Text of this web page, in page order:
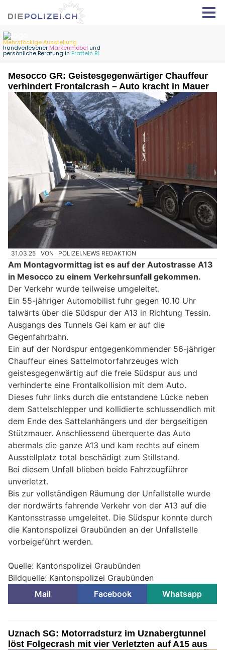
Mesocco GR: Geistesgegenwärtiger Chauffeur
verhindert Frontalcrash – Auto kracht in Mauer
31.03.25 VON POLIZEI.NEWS REDAKTION
Am Montagvormittag ist es auf der Autostrasse A13
in Mesocco zu einem Verkehrsunfall gekommen.
Der Verkehr wurde teilweise umgeleitet.
Ein 55-jähriger Automobilist fuhr gegen 10.10 Uhr
talwärts über die Südspur der A13 in Richtung Tessin.
Ausgangs des Tunnels Gei kam er auf die
Gegenfahrbahn.
Ein auf der Nordspur entgegenkommender 56-jähriger
Chauffeur eines Sattelmotorfahrzeuges wich
geistesgegenwärtig auf die freie Südspur aus und
verhinderte eine Frontalkollision mit dem Auto.
Dieses fuhr links durch die entstandene Lücke neben
dem Sattelschlepper und kollidierte schlussendlich mit
dem Ende des Sattelanhängers und der bergseitigen
Stützmauer. Anschliessend überquerte das Auto
abermals die ganze A13 und kam rechts auf einem
Ausstellplatz total beschädigt zum Stillstand.
Bei diesem Unfall blieben beide Fahrzeugführer
unverletzt.
Bis zur vollständigen Räumung der Unfallstelle wurde
der nordwärts fahrende Verkehr von der A13 auf die
Kantonsstrasse umgeleitet. Die Südspur konnte durch
die Kantonspolizei Graubünden an der Unfallstelle
vorbeigeführt werden.
Quelle: Kantonspolizei Graubünden
Bildquelle: Kantonspolizei Graubünden
Mail
Facebook Whatsapp
Uznach SG: Motorradsturz im Uznabergtunnel
löst Folgecrash mit vier Verletzten auf A15 aus